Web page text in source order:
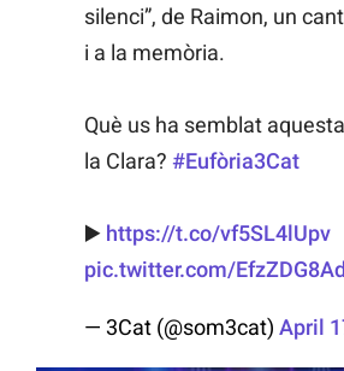
silenci”, de Raimon, un
i a la memòria.
Què us ha semblat
la Clara? #Eufòria3Cat
▶️ https://t.co/vf5SL4lUpv
pic.twitter.com/
— 3Cat (@som3cat) April